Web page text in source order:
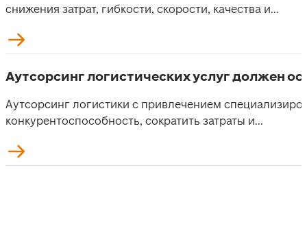
снижения затрат, гибкости, скорости, качества и...
Аутсорсинг логистических услуг должен
Аутсорсинг логистики с привлечением
конкурентоспособность, сократить затраты и...